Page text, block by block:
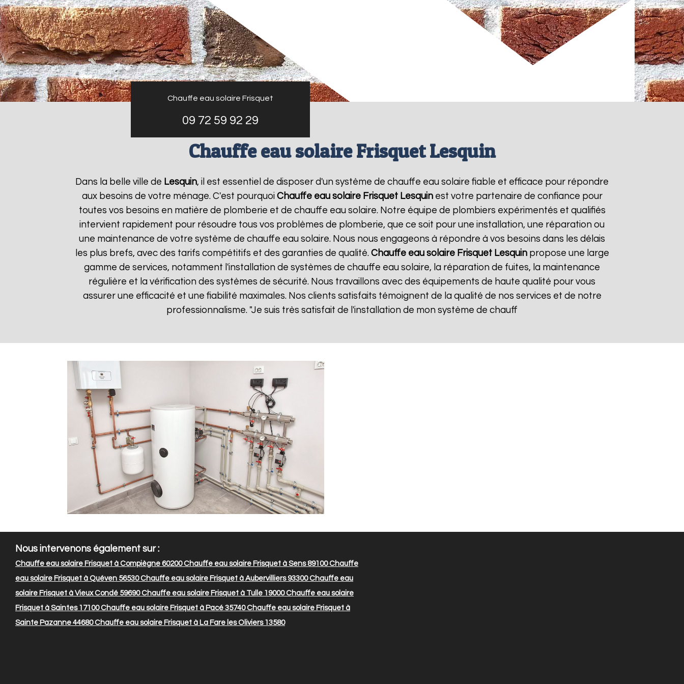
Chauffe eau solaire Frisquet
09 72 59 92 29
Chauffe eau solaire Frisquet Lesquin
Dans la belle ville de Lesquin, il est essentiel de disposer d'un système de chauffe eau solaire fiable et efficace pour répondre
aux besoins de votre ménage. C'est pourquoi Chauffe eau solaire Frisquet Lesquinest votre partenaire de confiance pour
toutes vos besoins en matière de plomberie et de chauffe eau solaire. Notre équipe de plombiers expérimentés et qualifiés
intervient rapidement pour résoudre tous vos problèmes de plomberie, que ce soit pour une installation, une réparation ou
une maintenance de votre système de chauffe eau solaire. Nous nous engageons à répondre à vos besoins dans les délais
les plus brefs, avec des tarifs compétitifs et des garanties de qualité. Chauffe eau solaire Frisquet Lesquinpropose une large
gamme de services, notamment l'installation de systèmes de chauffe eau solaire, la réparation de fuites, la maintenance
régulière et la vérification des systèmes de sécurité. Nous travaillons avec des équipements de haute qualité pour vous
assurer une efficacité et une fiabilité maximales. Nos clients satisfaits témoignent de la qualité de nos services et de notre
professionnalisme. "Je suis très satisfait de l'installation de mon système de chauff
Nous intervenons également sur :
Chauffe eau solaire Frisquet à Compiègne 60200Chauffe eau solaire Frisquet à Sens 89100Chauffe
eau solaire Frisquet à Quéven 56530Chauffe eau solaire Frisquet à Aubervilliers 93300Chauffe eau
solaire Frisquet à Vieux Condé 59690Chauffe eau solaire Frisquet à Tulle 19000Chauffe eau solaire
Frisquet à Saintes 17100Chauffe eau solaire Frisquet à Pacé 35740Chauffe eau solaire Frisquet à
Sainte Pazanne 44680Chauffe eau solaire Frisquet à La Fare les Oliviers 13580